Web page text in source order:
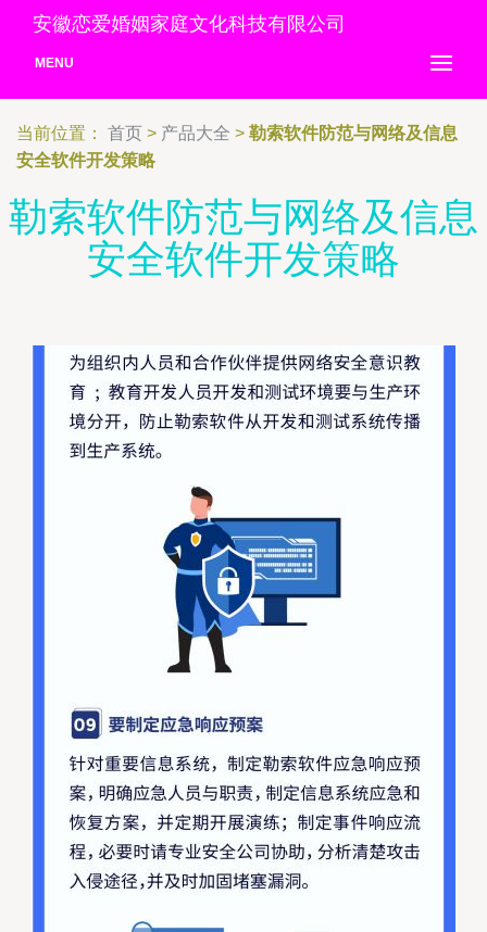
安徽恋爱婚姻家庭文化科技有限公司
MENU
当前位置： 首页 > 产品大全 > 勒索软件防范与网络及信息
安全软件开发策略
勒索软件防范与网络及信息
安全软件开发策略